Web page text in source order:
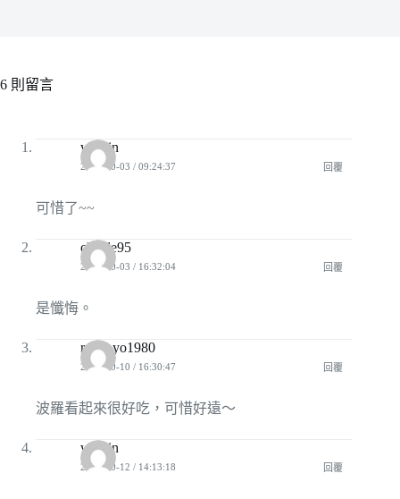
6 則留言
waitlin
2010-10-03 / 09:24:37 回覆
可惜了~~
claude95
2010-10-03 / 16:32:04 回覆
是懺悔。
redyoyo1980
2010-10-10 / 16:30:47 回覆
波羅看起來很好吃，可惜好遠～
waitlin
2010-10-12 / 14:13:18 回覆